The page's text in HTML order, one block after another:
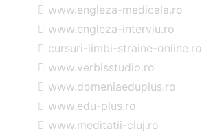
www.engleza-medicala.ro
www.engleza-interviu.ro
cursuri-limbi-straine-online.ro
www.verbisstudio.ro
www.domeniaeduplus.ro
www.edu-plus.ro
www.meditatii-cluj.ro